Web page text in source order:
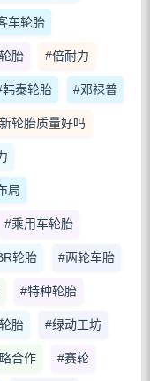
车轮胎
胎 #倍耐力
韩泰轮胎 #邓禄普
轮胎质量好吗
局
#乘用车轮胎
轮胎 #两轮车胎
#特种轮胎
胎 #绿动工坊
合作 #赛轮